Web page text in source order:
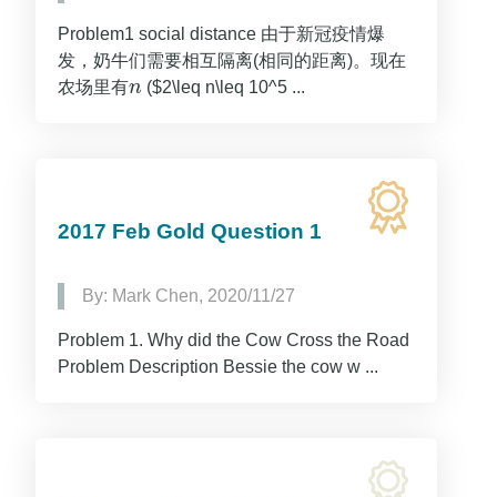
Problem1 social distance 由于新冠疫情爆
发，奶牛们需要相互隔离(相同的距离)。现在
农场里有n
n ($2\leq n\leq 10^5 ...
2017 Feb Gold Question 1
By: Mark Chen, 2020/11/27
Problem 1. Why did the Cow Cross the Road
Problem Description Bessie the cow w ...